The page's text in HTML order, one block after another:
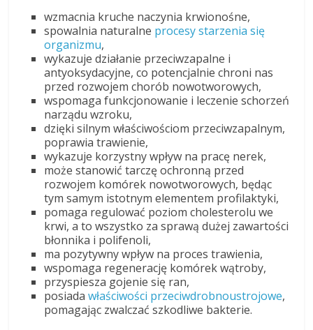
wzmacnia kruche naczynia krwionośne,
spowalnia naturalne procesy starzenia się
organizmu,
wykazuje działanie przeciwzapalne i
antyoksydacyjne, co potencjalnie chroni nas
przed rozwojem chorób nowotworowych,
wspomaga funkcjonowanie i leczenie schorzeń
narządu wzroku,
dzięki silnym właściwościom przeciwzapalnym,
poprawia trawienie,
wykazuje korzystny wpływ na pracę nerek,
może stanowić tarczę ochronną przed
rozwojem komórek nowotworowych, będąc
tym samym istotnym elementem profilaktyki,
pomaga regulować poziom cholesterolu we
krwi, a to wszystko za sprawą dużej zawartości
błonnika i polifenoli,
ma pozytywny wpływ na proces trawienia,
wspomaga regenerację komórek wątroby,
przyspiesza gojenie się ran,
posiadawłaściwości przeciwdrobnoustrojowe,
pomagając zwalczać szkodliwe bakterie.